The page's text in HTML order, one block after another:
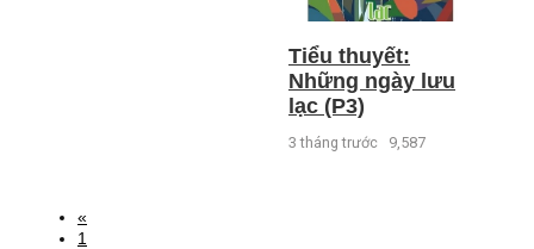
Tiểu thuyết:
Những ngày lưu
lạc (P3)
3 tháng trước 9,587
«
1